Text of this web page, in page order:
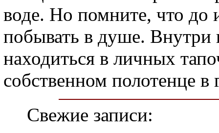
воде. Но помните, что до
побывать в душе. Внутри
находиться в личных
собственном полотенце в
Свежие записи: